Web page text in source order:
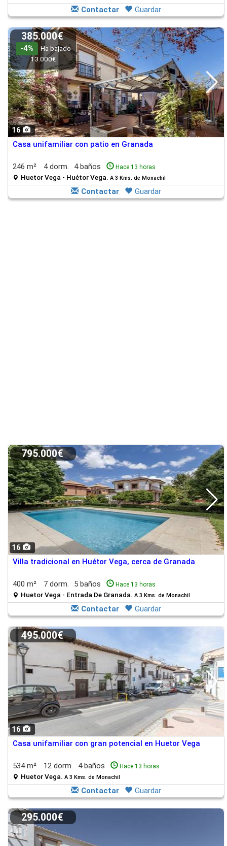
Contactar Guardar
16
385.000€
-4%
Ha bajado
13.000€
Casa unifamiliar con patio en Granada
246 m² 4 dorm. 4 baños Hace 13 horas
Huetor Vega - Huétor Vega. A 3 Kms. de Monachil
Contactar Guardar
16
795.000€
Villa tradicional en Huétor Vega, cerca de Granada
400 m² 7 dorm. 5 baños Hace 13 horas
Huetor Vega - Entrada De Granada. A 3 Kms. de Monachil
Contactar Guardar
16
495.000€
Casa unifamiliar con gran potencial en Huetor Vega
534 m² 12 dorm. 4 baños Hace 13 horas
Huetor Vega. A 3 Kms. de Monachil
Contactar Guardar
295.000€